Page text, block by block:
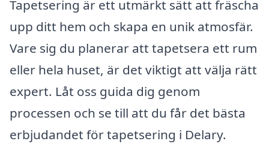
Tapetsering är ett utmärkt sätt att fräscha
upp ditt hem och skapa en unik atmosfär.
Vare sig du planerar att tapetsera ett rum
eller hela huset, är det viktigt att välja rätt
expert. Låt oss guida dig genom
processen och se till att du får det bästa
erbjudandet för tapetsering i Delary.